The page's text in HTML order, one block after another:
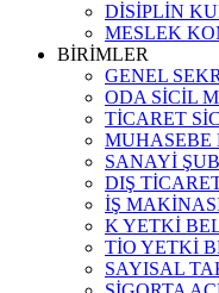
DİSİPLİN
MESLEK
BİRİMLER
GENEL
ODA SİCİL
TİCARET
MUHASEBE
SANAYİ
DIŞ
İŞ
K YETKİ
TİO YETKİ
SAYISAL